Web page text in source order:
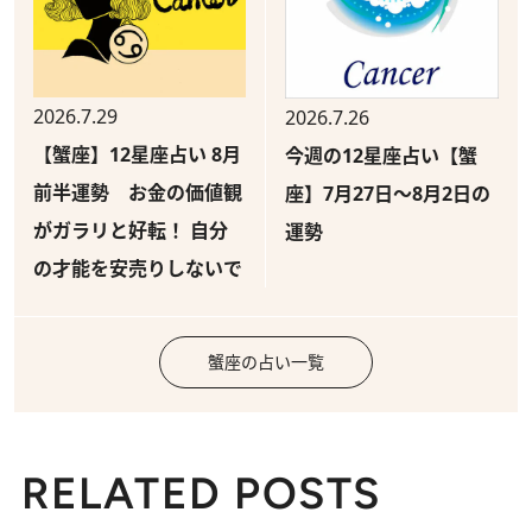
2026.7.29
【蟹座】12星座占い 8月
前半運勢 お金の価値観
がガラリと好転！ 自分
の才能を安売りしないで
2026.7.26
今週の12星座占い【蟹
座】7月27日～8月2日の
運勢
蟹座の占い一覧
RELATED POSTS